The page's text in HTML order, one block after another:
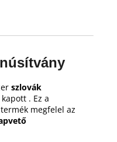
szlovák
kapott . Ez a
megfelel az